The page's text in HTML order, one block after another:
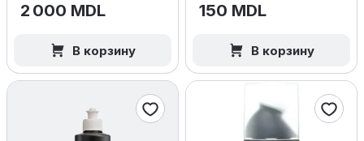
2 000 MDL
В корзину
150 MDL
В корзину